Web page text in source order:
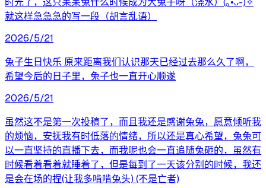
就这样急急急的写一段（胡言乱语）
2026/5/21
兔子生日快乐 原来距离我们认识那天已经过去那么久了啊，
希望今后的日子里，兔子也一直开心顺遂
2026/5/21
虽然这不是第一次投稿了，而且我还是感谢兔兔，愿意倾听我
的烦恼，安抚我有时低落的情绪，所以还是真心希望，兔兔可
以一直坚持的直播下去，而我呢也会一直追随兔砸的，虽然有
时候看着看着就睡着了，但是每到了一天该分别的时候，我还
是会在场的捏(让我多啃啃兔头) (不是亡者)